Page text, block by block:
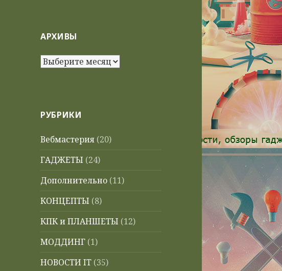
АРХИВЫ
Архивы
РУБРИКИ
Вебмастерия (20)
ГАДЖЕТЫ (24)
Дополнительно (11)
КОНЦЕПТЫ (8)
КПК и ПЛАНШЕТЫ (12)
МОДДИНГ (1)
НОВОСТИ IT (35)